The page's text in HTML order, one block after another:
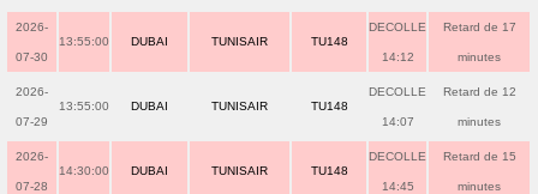
2026-
07-30
13:55:00 DUBAI TUNISAIR TU148
DECOLLE
14:12
Retard de 17
minutes
2026-
07-29
13:55:00 DUBAI TUNISAIR TU148
DECOLLE
14:07
Retard de 12
minutes
2026-
07-28
14:30:00 DUBAI TUNISAIR TU148
DECOLLE
14:45
Retard de 15
minutes